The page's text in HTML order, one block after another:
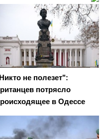
не полезет":
потрясло
в Одессе